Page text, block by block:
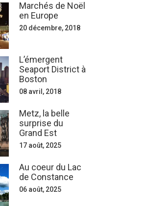
Marchés de Noël
en Europe
20 décembre, 2018
L’émergent
Seaport District à
Boston
08 avril, 2018
Metz, la belle
surprise du
Grand Est
17 août, 2025
Au coeur du Lac
de Constance
06 août, 2025